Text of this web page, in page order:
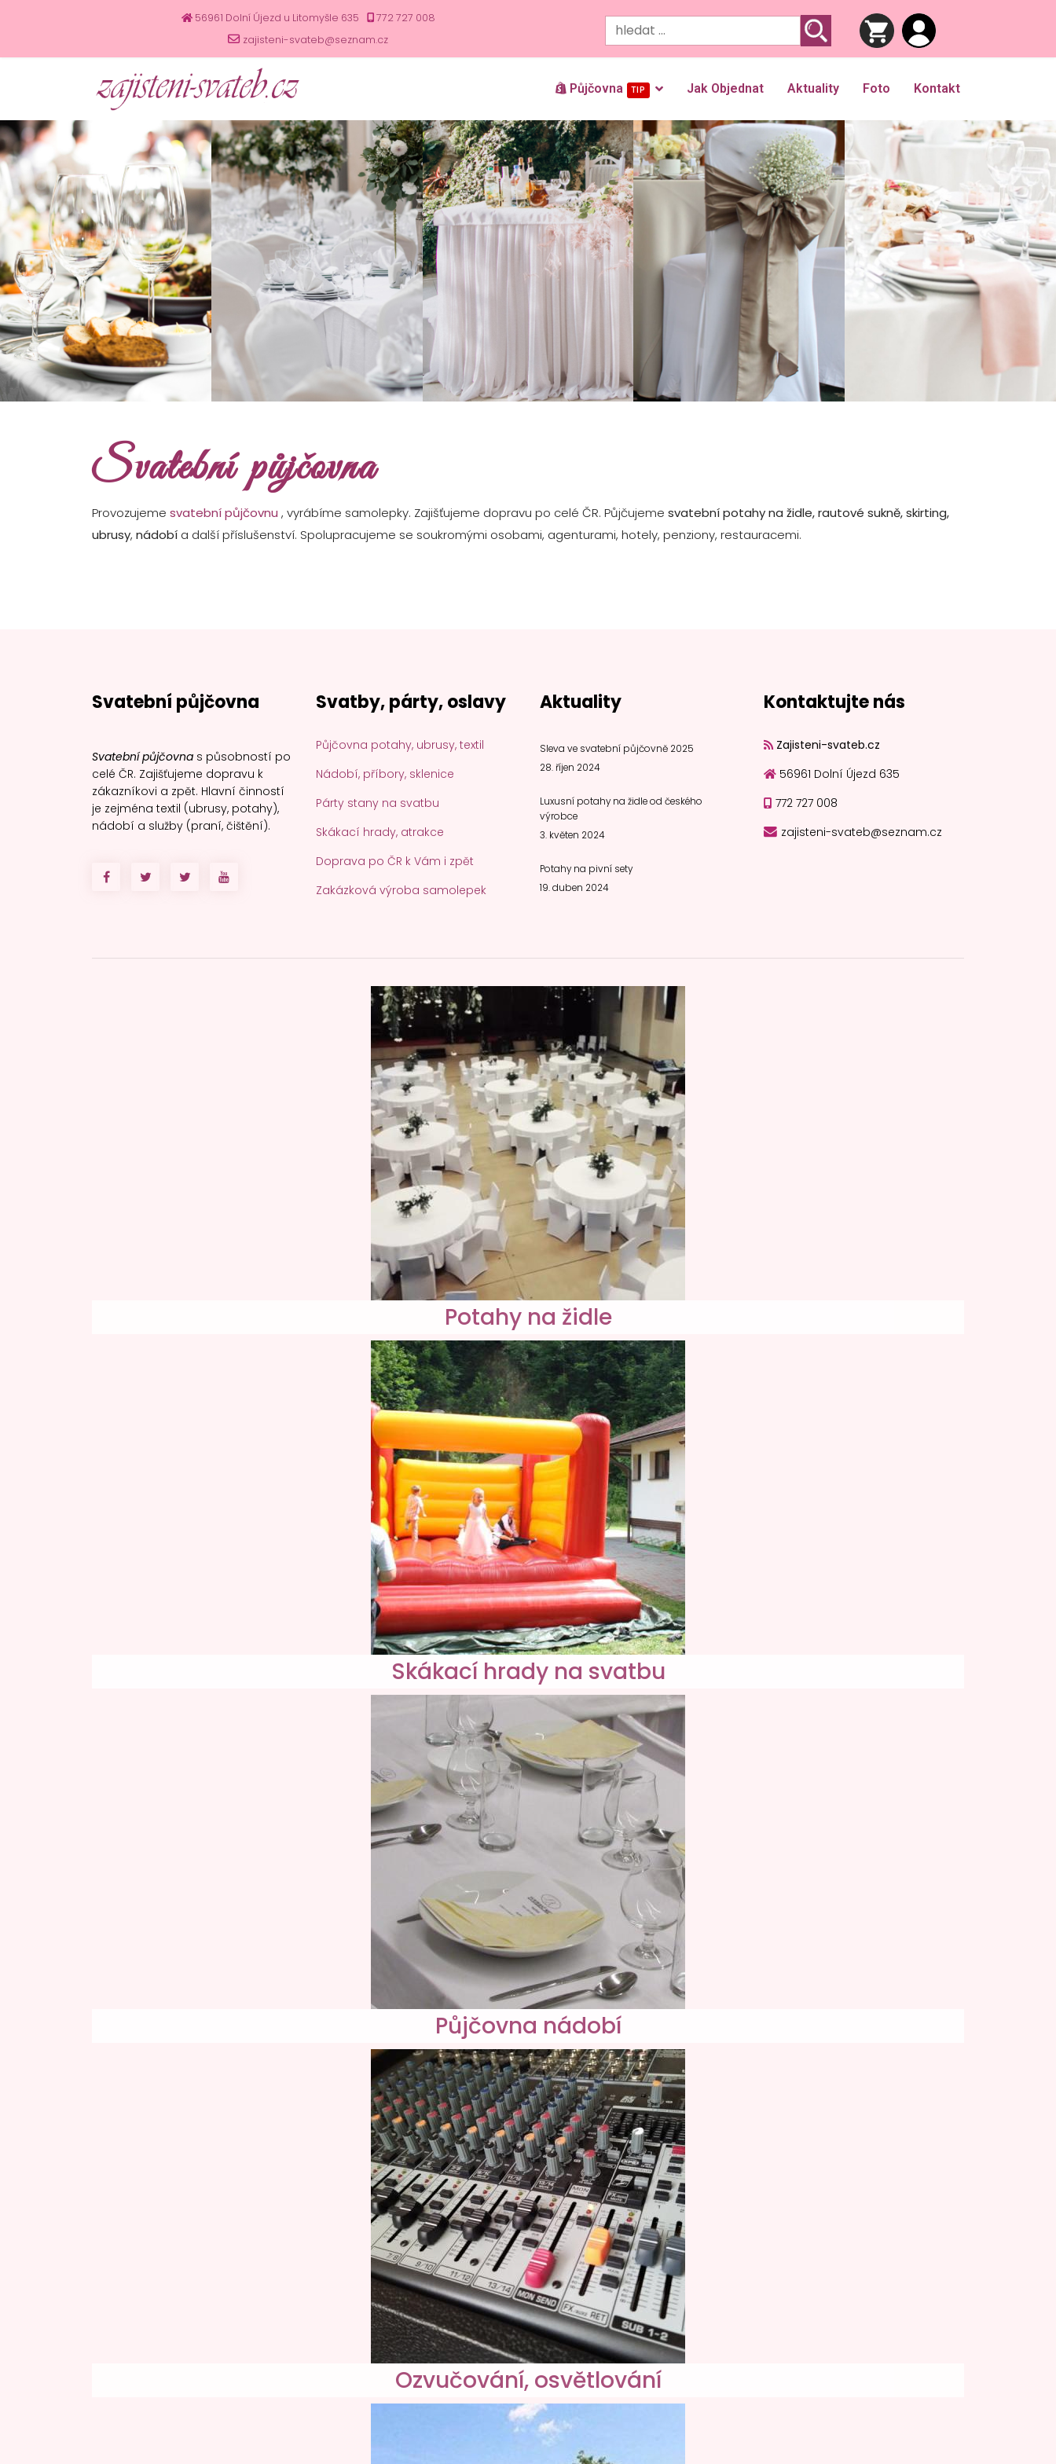
56961 Dolní Újezd u Litomyšle 635
772 727 008
zajisteni-svateb@seznam.cz
Půjčovna TIP Jak Objednat Aktuality Foto Kontakt
Svatební půjčovna
Provozujeme svatební půjčovnu , vyrábíme samolepky. Zajišťujeme dopravu po celé ČR. Půjčujeme svatební potahy na židle, rautové sukně, skirting,
ubrusy, nádobí a další příslušenství. Spolupracujeme se soukromými osobami, agenturami, hotely, penziony, restauracemi.
Svatební půjčovna
Svatební půjčovna s působností po
celé ČR. Zajišťujeme dopravu k
zákazníkovi a zpět. Hlavní činností
je zejména textil (ubrusy, potahy),
nádobí a služby (praní, čištění).
Svatby, párty, oslavy
Půjčovna potahy, ubrusy, textil
Nádobí, příbory, sklenice
Párty stany na svatbu
Skákací hrady, atrakce
Doprava po ČR k Vám i zpět
Zakázková výroba samolepek
Aktuality
Sleva ve svatební půjčovně 2025
28. říjen 2024
Luxusní potahy na židle od českého
výrobce
3. květen 2024
Potahy na pivní sety
19. duben 2024
Kontaktujte nás
Zajisteni-svateb.cz
56961 Dolní Újezd 635
772 727 008
zajisteni-svateb@seznam.cz
Potahy na židle
Skákací hrady na svatbu
Půjčovna nádobí
Ozvučování, osvětlování